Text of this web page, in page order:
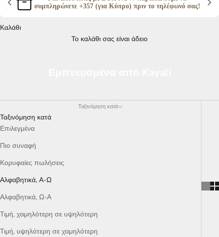
συμπληρώνετε +357 (για Κύπρο) πριν το τηλέφωνό σας!
Καλάθι
Το καλάθι σας είναι άδειο
Ταξινόμηση κατά
Ταξινόμηση κατά
Επιλεγμένα
Πιο συναφή
Κορυφαίες πωλήσεις
Αλφαβητικά, Α-Ω
Αλφαβητικά, Ω-Α
Τιμή, χαμηλότερη σε υψηλότερη
Τιμή, υψηλότερη σε χαμηλότερη